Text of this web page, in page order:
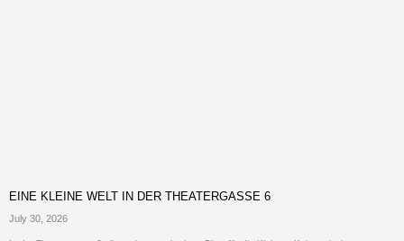
EINE KLEINE WELT IN DER THEATERGASSE 6
July 30, 2026